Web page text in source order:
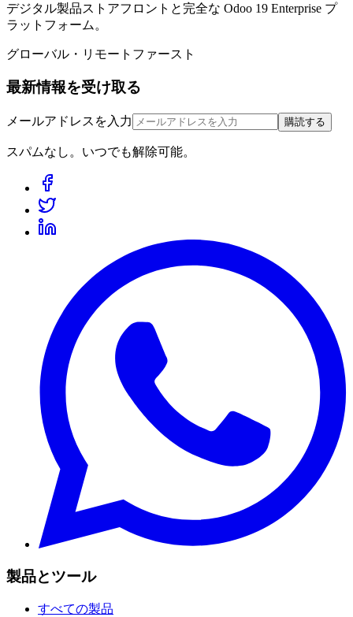
デジタル製品ストアフロントと完全な Odoo 19 Enterprise プ
ラットフォーム。
グローバル・リモートファースト
最新情報を受け取る
メールアドレスを入力 購読する
スパムなし。いつでも解除可能。
製品とツール
すべての製品